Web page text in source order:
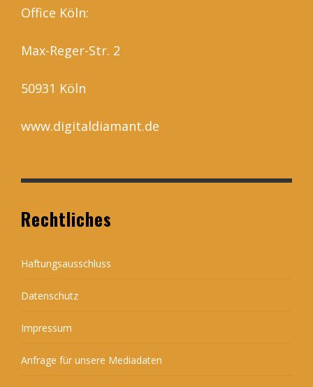
Office Köln:
Max-Reger-Str. 2
50931 Köln
www.digitaldiamant.de
Rechtliches
Haftungsausschluss
Datenschutz
Impressum
Anfrage für unsere Mediadaten